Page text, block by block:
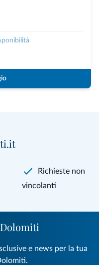
Richieste non
vincolanti
e news per la tua